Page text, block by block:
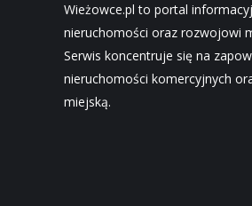
Wieżowce.pl to portal
nieruchomości oraz rozwojowi
Serwis koncentruje się na
nieruchomości komercyjnych
miejską.